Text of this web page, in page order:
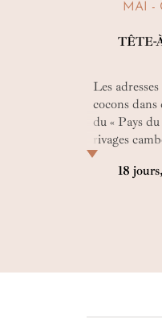
MAI -
TÊTE-
Les
cocons
du « Pays
rivages
bouddhistes
sacré
voiture
chaque
Cambodge
18